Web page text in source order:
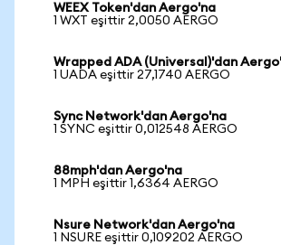
WEEX Token'dan Aergo'na
1 WXT eşittir 2,0050 AERGO
Wrapped ADA (Universal)'dan
1 UADA eşittir 27,1740 AERGO
Sync Network'dan Aergo'na
1 SYNC eşittir 0,012548 AERGO
88mph'dan Aergo'na
1 MPH eşittir 1,6364 AERGO
Nsure Network'dan Aergo'na
1 NSURE eşittir 0,109202 AERGO